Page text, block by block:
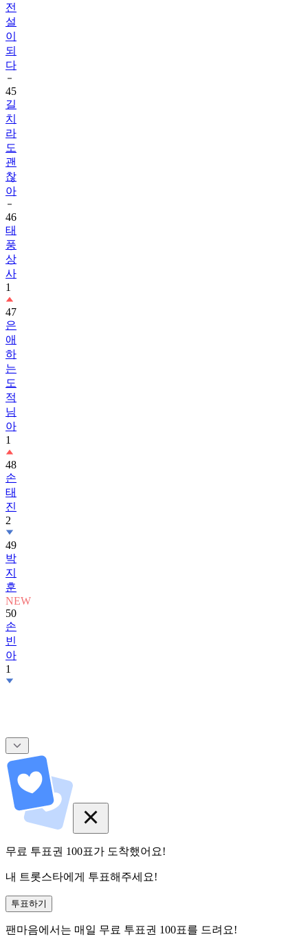
전
설
이
되
다
45
길
치
라
도
괜
찮
아
46
태
풍
상
사
1
47
은
애
하
는
도
적
님
아
1
48
손
태
진
2
49
박
지
훈
NEW
50
손
빈
아
1
무료 투표권 100표가 도착했어요!
내 트롯스타에게 투표해주세요!
투표하기
팬마음에서는 매일 무료 투표권 100표를 드려요!